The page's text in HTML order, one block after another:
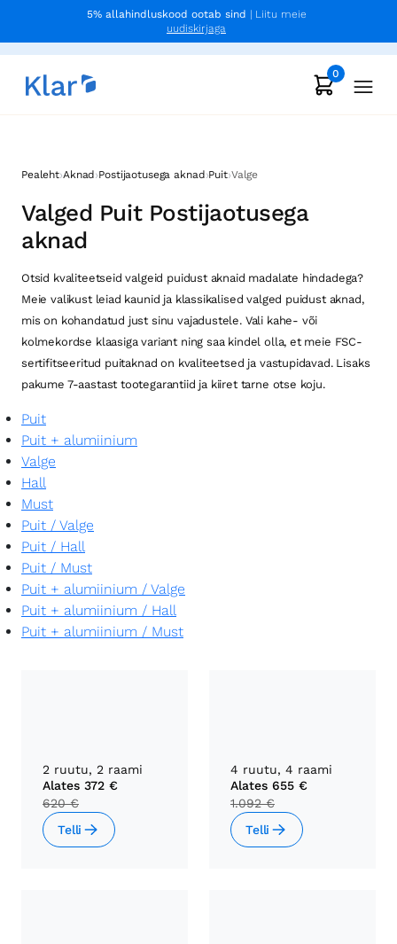
5% allahindluskood ootab sind | Liitu meie
uudiskirjaga
0
Pealeht›Aknad ›Postijaotusega aknad ›Puit›Valge
Valged Puit Postijaotusega
aknad
Otsid kvaliteetseid valgeid puidust aknaid madalate hindadega?
Meie valikust leiad kaunid ja klassikalised valged puidust aknad,
mis on kohandatud just sinu vajadustele. Vali kahe- või
kolmekordse klaasiga variant ning saa kindel olla, et meie FSC-
sertifitseeritud puitaknad on kvaliteetsed ja vastupidavad. Lisaks
pakume 7-aastast tootegarantiid ja kiiret tarne otse koju.
Puit
Puit + alumiinium
Valge
Hall
Must
Puit / Valge
Puit / Hall
Puit / Must
Puit + alumiinium / Valge
Puit + alumiinium / Hall
Puit + alumiinium / Must
2 ruutu, 2 raami
Alates 372 €
620 €
Telli
4 ruutu, 4 raami
Alates 655 €
1.092 €
Telli